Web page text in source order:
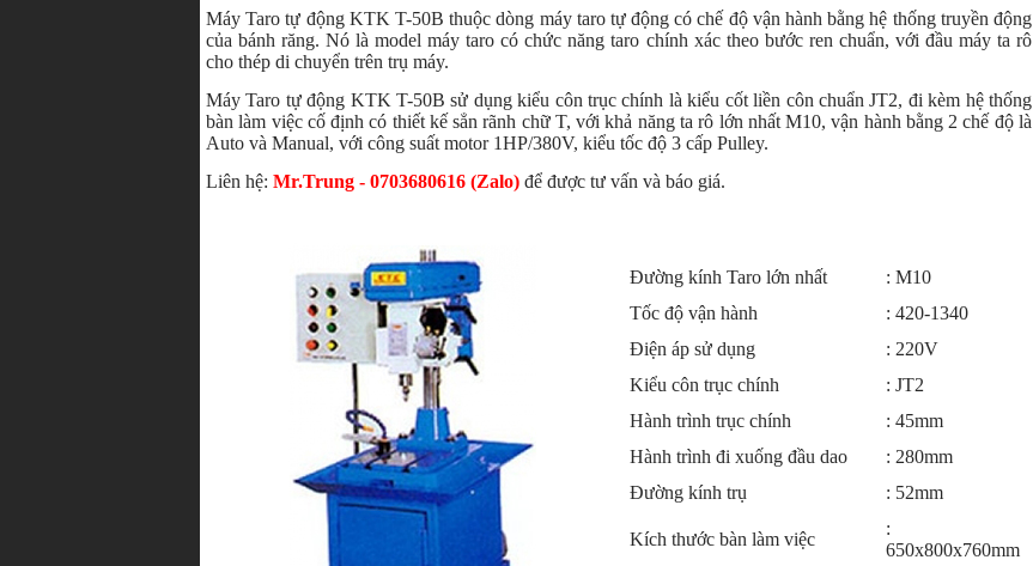
Máy Taro tự động KTK T-50B thuộc dòng máy taro tự động có chế độ vận hành bằng hệ thống truyền động
của bánh răng. Nó là model máy taro có chức năng taro chính xác theo bước ren chuẩn, với đầu máy ta rô
cho thép di chuyển trên trụ máy.
Máy Taro tự động KTK T-50B sử dụng kiểu côn trục chính là kiểu cốt liền côn chuẩn JT2, đi kèm hệ thống
bàn làm việc cố định có thiết kế sẳn rãnh chữ T, với khả năng ta rô lớn nhất M10, vận hành bằng 2 chế độ là
Auto và Manual, với công suất motor 1HP/380V, kiểu tốc độ 3 cấp Pulley.
Liên hệ: Mr.Trung - 0703680616 (Zalo) để được tư vấn và báo giá.
Đường kính Taro lớn nhất
: M10
Tốc độ vận hành
: 420-1340
Điện áp sử dụng
: 220V
Kiểu côn trục chính
: JT2
Hành trình trục chính
: 45mm
Hành trình đi xuống đầu dao
: 280mm
Đường kính trụ
: 52mm
Kích thước bàn làm việc
:
650x800x760mm